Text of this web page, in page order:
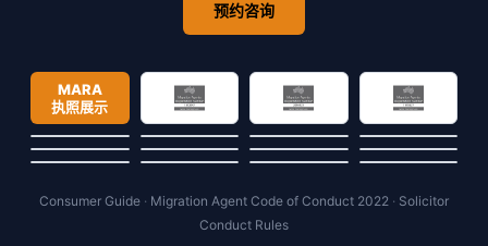
预约咨询
MARA
执照展示
Consumer Guide · Migration Agent Code of Conduct 2022 · Solicitor
Conduct Rules